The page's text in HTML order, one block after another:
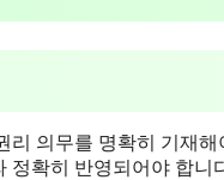
리 의무를 명확히 기재
정확히 반영되어야 합니